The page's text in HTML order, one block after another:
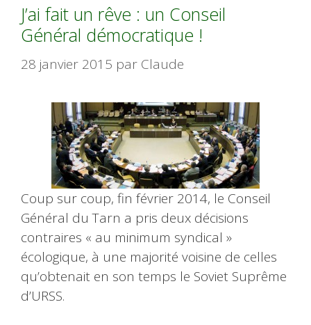
J’ai fait un rêve : un Conseil
Général démocratique !
28 janvier 2015 par Claude
Coup sur coup, fin février 2014, le Conseil
Général du Tarn a pris deux décisions
contraires « au minimum syndical »
écologique, à une majorité voisine de celles
qu’obtenait en son temps le Soviet Suprême
d’URSS.